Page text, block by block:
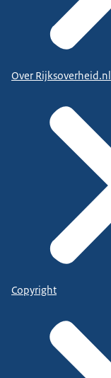
Over Rijksoverheid.nl
Copyright